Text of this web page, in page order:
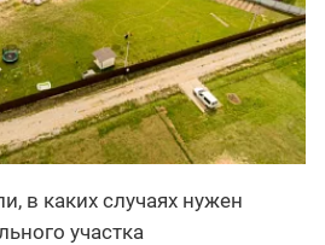
в каких случаях нужен
участка